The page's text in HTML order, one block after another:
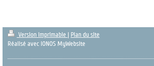
Version imprimable | Plan du site
Réalisé avec IONOS MyWebsite